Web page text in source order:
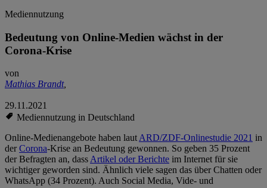
Mediennutzung
Bedeutung von Online-Medien wächst in der
Corona-Krise
von
Mathias Brandt,
29.11.2021
Mediennutzung in Deutschland
Online-Medienangebote haben lautARD/ZDF-Onlinestudie 2021 in
derCorona-Krise an Bedeutung gewonnen. So geben 35 Prozent
der Befragten an, dassArtikel oder Berichte im Internet für sie
wichtiger geworden sind. Ähnlich viele sagen das über Chatten oder
WhatsApp (34 Prozent). Auch Social Media, Vide- und